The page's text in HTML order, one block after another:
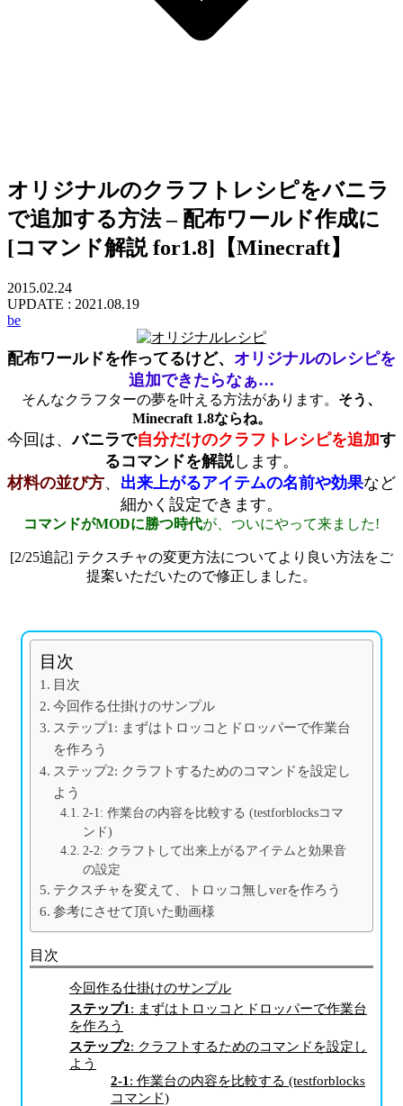
オリジナルのクラフトレシピをバニラ
で追加する方法 – 配布ワールド作成に
[コマンド解説 for1.8]【Minecraft】
2015.02.24
UPDATE : 2021.08.19
be
配布ワールドを作ってるけど、 オリジナルのレシピを
追加できたらなぁ…
そんなクラフターの夢を叶える方法があります。 そう、
Minecraft 1.8ならね。
今回は、バニラで自分だけのクラフトレシピを追加す
るコマンドを解説します。
材料の並び方、 出来上がるアイテムの名前や効果など
細かく設定できます。
コマンドがMODに勝つ時代が、ついにやって来ました!
[2/25追記] テクスチャの変更方法についてより良い方法をご
提案いただいたので修正しました。
目次
目次
今回作る仕掛けのサンプル
ステップ1: まずはトロッコとドロッパーで作業台
を作ろう
ステップ2: クラフトするためのコマンドを設定し
よう
2-1: 作業台の内容を比較する (testforblocksコマ
ンド)
2-2: クラフトして出来上がるアイテムと効果音
の設定
テクスチャを変えて、トロッコ無しverを作ろう
参考にさせて頂いた動画様
目次
今回作る仕掛けのサンプル
ステップ1 : まずはトロッコとドロッパーで作業台
を作ろう
ステップ2: クラフトするためのコマンドを設定し
よう
2-1 : 作業台の内容を比較する (testforblocks
コマンド)